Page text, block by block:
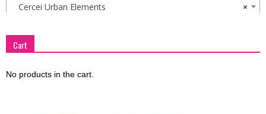
×
Cercei Urban Elements
Cart
No products in the cart.